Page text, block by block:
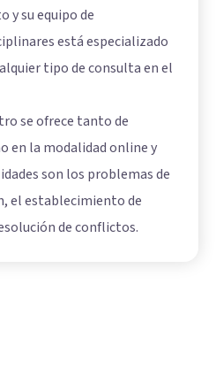
y su equipo de
está especializado
tipo de consulta en el
se ofrece tanto de
en la modalidad online y
son los problemas de
el establecimiento de
de conflictos.